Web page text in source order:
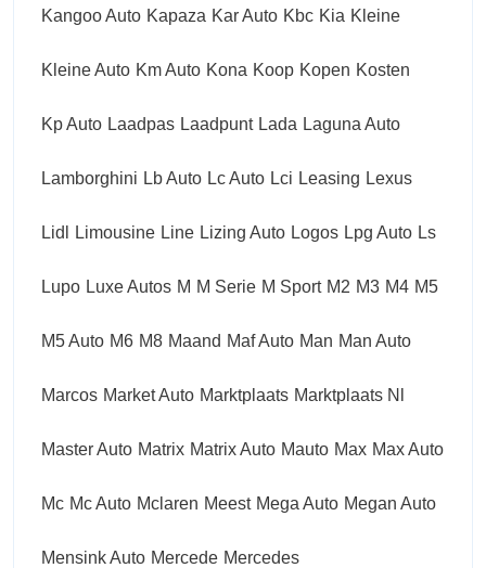
Kangoo Auto Kapaza Kar Auto Kbc Kia Kleine
Kleine Auto Km Auto Kona Koop Kopen Kosten
Kp Auto Laadpas Laadpunt Lada Laguna Auto
Lamborghini Lb Auto Lc Auto Lci Leasing Lexus
Lidl Limousine Line Lizing Auto Logos Lpg Auto Ls
Lupo Luxe Autos M M Serie M Sport M2 M3 M4 M5
M5 Auto M6 M8 Maand Maf Auto Man Man Auto
Marcos Market Auto Marktplaats Marktplaats Nl
Master Auto Matrix Matrix Auto Mauto Max Max Auto
Mc Mc Auto Mclaren Meest Mega Auto Megan Auto
Mensink Auto Mercede Mercedes